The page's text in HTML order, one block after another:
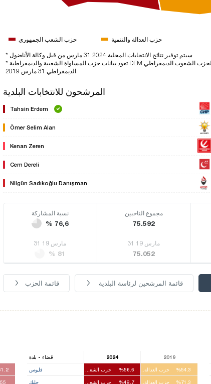
حزب الشعب الجمهوري حزب العدالة والتنمية
* سيتم توفير نتائج الانتخابات المحلية 2024 31 مارس من قبل وكالة الأناضول
* تعود بيانات حزب المساواة الشعبية والديمقراطية DEM في انتخابات31 مارس 2024 إلى نتائج الانتخابات المحلية لحزب الشعوب الديمقراطي HDP
الديمقراطي 31 مارس 2019.
المرشحون للانتخابات البلدية
Tahsin Erdem
Ömer Selim Alan
Kenan Zeren
Cem Dereli
Nilgün Sadıkoğlu Danışman
نسبة المشاركة
% 76,6
مجموع الناخبين
75.592
31 مارس 19
% 81
31 مارس 19
75.052
قائمة الحزب قائمة المرشحين لرئاسة البلدية
قضاء - بلدة 2024 2019
فليوس حزب الشعب الجمهوري %56.6حزب العدالة والتنمية %54.3
جليك حزب الشعب الجمهوري %48.7حزب العدالة والتنمية %71.3